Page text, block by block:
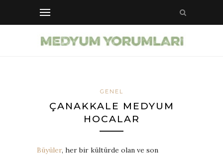
GENEL
ÇANAKKALE MEDYUM
HOCALAR
Büyüler, her bir kültürde olan ve son